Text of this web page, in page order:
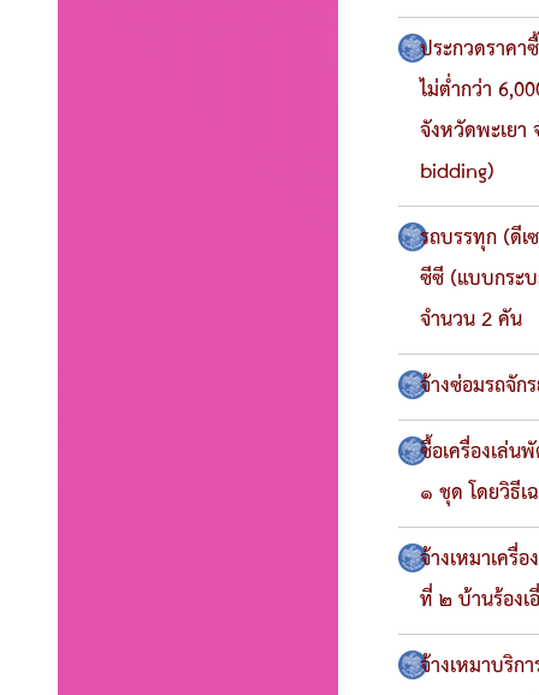
ประกวดราค
ไม่ต่ำกว่า
จังหวัดพะเยา
bidding)
รถบรรทุก (ดี
ซีซี (แบบกระ
จำนวน 2 คัน
จ้างซ่อมรถจัก
ซื้อเครื่องเล่
๑ ชุด โดยวิธีเ
จ้างเหมาเครื่
ที่ ๒ บ้านร้อง
จ้างเหมาบริก